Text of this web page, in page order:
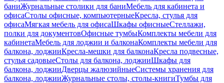
баниЖурнальные столики для баниМебель для кабинета и
офисаСтолы офисные, компьютерныеКресла, стулья для
офисаМягкая мебель для офисаШкафы офисныеСтеллажи,
полки для документовОфисные тумбыКомплекты мебели для
кабинетаМебель для лоджии и балконаКомплекты мебели для
балкона, лоджииКресла-мешки для балконаКресла подвесные,
стулья садовыеСтолы для балкона, лоджииШкафы для
балкона, лоджииДверцы жалюзийныеСистемы хранения для
балкона, лоджииЖурнальные столы, столы-книгиТумбы для